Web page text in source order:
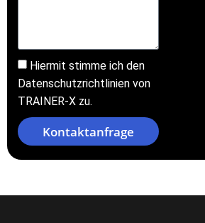
Hiermit stimme ich den
Datenschutzrichtlinien von
TRAINER-X zu.
Kontaktanfrage